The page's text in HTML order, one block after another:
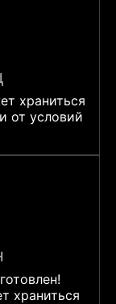
храниться
от условий
храниться